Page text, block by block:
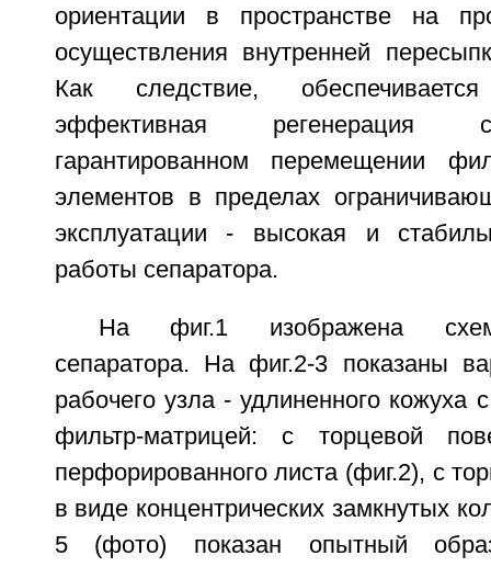
ориентации в пространстве на
осуществления внутренней
Как следствие,
эффективная регенерация
гарантированном перемещении
элементов в пределах
эксплуатации - высокая и
работы сепаратора.
На фиг.1 изображена
сепаратора. На фиг.2-3 показаны
рабочего узла - удлиненного кожуха
фильтр-матрицей: с торцевой
перфорированного листа (фиг.2), с
в виде концентрических замкнутых
5 (фото) показан опытный